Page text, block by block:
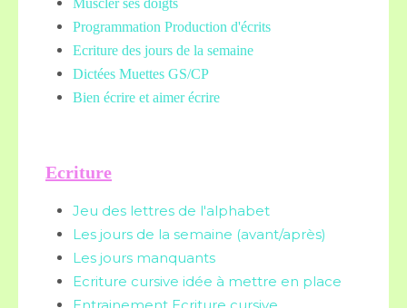
Muscler ses doigts
Programmation Production d'écrits
Ecriture des jours de la semaine
Dictées Muettes GS/CP
Bien écrire et aimer écrire
Ecriture
Jeu des lettres de l'alphabet
Les jours de la semaine (avant/après)
Les jours manquants
Ecriture cursive idée à mettre en place